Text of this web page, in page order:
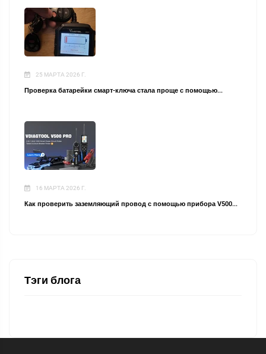
25 МАРТА 2026 Г.
Проверка батарейки смарт-ключа стала проще с помощью...
16 МАРТА 2026 Г.
Как проверить заземляющий провод с помощью прибора V500...
Тэги блога